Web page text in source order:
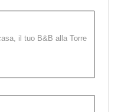
il tuo B&B alla Torre